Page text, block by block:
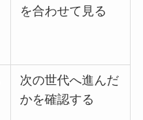
を合わせて見る
次の世代へ進んだ
かを確認する